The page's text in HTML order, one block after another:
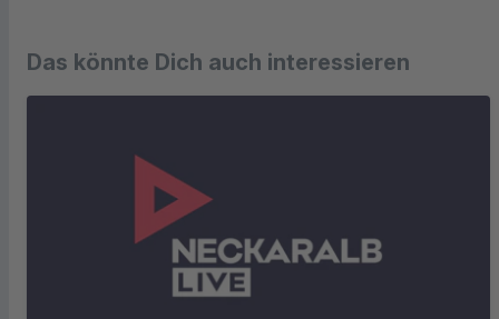
Das könnte Dich auch interessieren